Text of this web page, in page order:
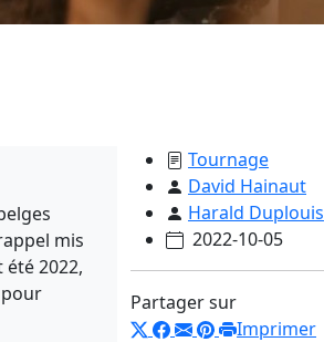
mis
2022,
Tournage
David Hainaut
Harald Duplouis
2022-10-05
Partager sur
Imprimer